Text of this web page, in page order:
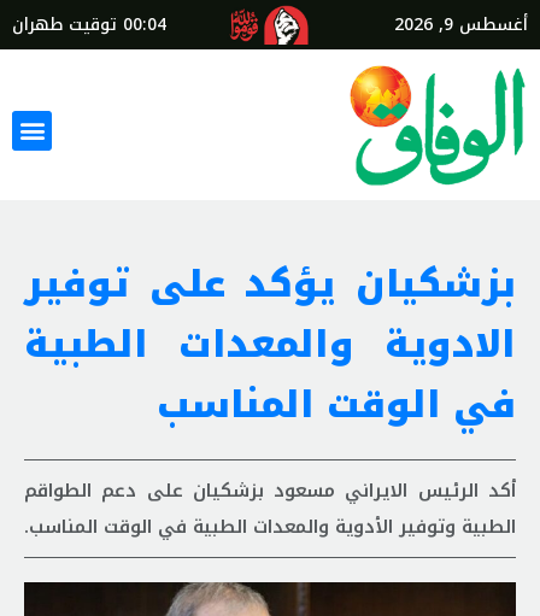
أغسطس 9, 2026 00:04 توقيت طهران
بزشكيان يؤكد على توفير
الادوية والمعدات الطبية
في الوقت المناسب
أكد الرئيس الايراني مسعود بزشكيان على دعم الطواقم
الطبية وتوفير الأدوية والمعدات الطبية في الوقت المناسب.